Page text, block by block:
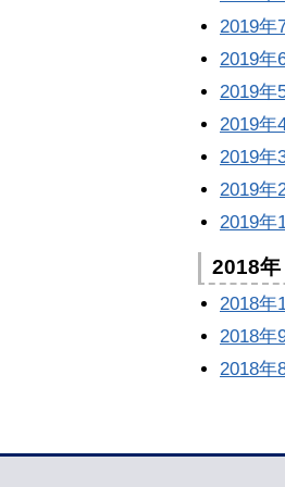
2019年
2019年
2019年
2019年
2019年
2019年
2019年
2018年
2018年
2018年
2018年